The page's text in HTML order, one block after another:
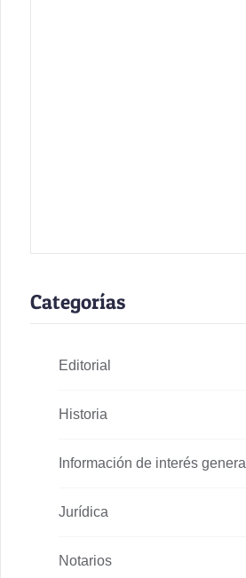
Categorías
Editorial
Historia
Información de interés general
Jurídica
Notarios